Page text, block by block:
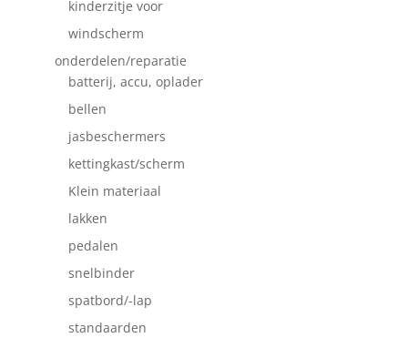
kinderzitje voor
windscherm
onderdelen/reparatie
batterij, accu, oplader
bellen
jasbeschermers
kettingkast/scherm
Klein materiaal
lakken
pedalen
snelbinder
spatbord/-lap
standaarden